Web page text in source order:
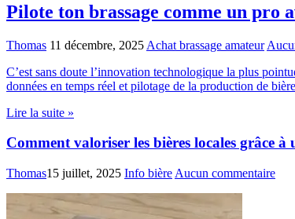
Pilote ton brassage comme un pro
Thomas 11 décembre, 2025 Achat brassage amateur
C’est sans doute l’innovation technologique la plus
données en temps réel et pilotage de la production de
Lire la suite »
Comment valoriser les bières locales grâce à
Thomas15 juillet, 2025 Info bière Aucun commentaire